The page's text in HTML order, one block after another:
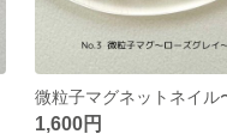
1,600円